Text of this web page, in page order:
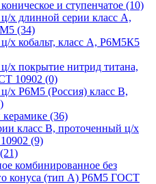
и ступенчатое (10)
х длинной серии класс А,
(34)
х кобальт, класс А, Р6М5К5
х покрытие нитрид титана,
10902 (0)
х Р6М5 (Россия) класс В,
керамике (36)
класс В, проточенный ц/х
(9)
(21)
комбинированное без
конуса (тип А) Р6М5 ГОСТ